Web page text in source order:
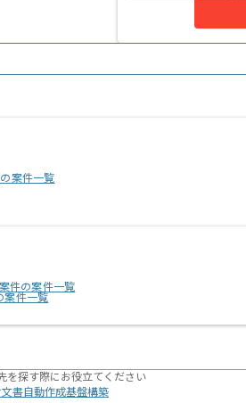
案件一覧
件の案件一覧
案件一覧
を探す際にお役立てください
文書自動作成基盤構築